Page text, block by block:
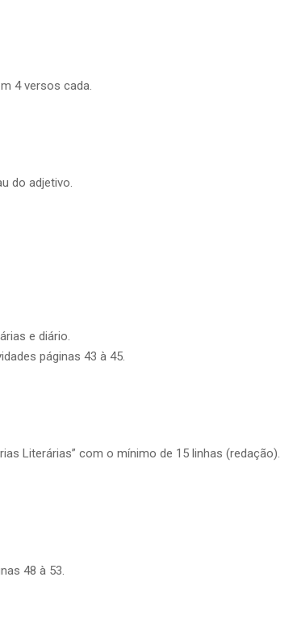
4 versos cada.
do adjetivo.
e diário.
páginas 43 à 45.
Literárias” com o mínimo de 15 linhas (redação).
48 à 53.